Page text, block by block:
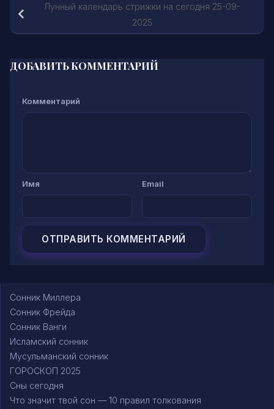
Лунный календарь стрижки на сегодня 25-09-
2025
ДОБАВИТЬ КОММЕНТАРИЙ
Комментарий
Имя Email
Сонник Миллера
Сонник Фрейда
Сонник Ванги
Исламский сонник
Мусульманский сонник
ГОРОСКОП 2025
Сны сегодня
Что значит твой сон — 10 правил толкования